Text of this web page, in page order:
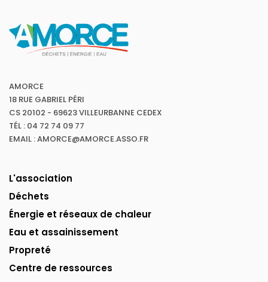
AMORCE
18 RUE GABRIEL PÉRI
CS 20102 - 69623 VILLEURBANNE CEDEX
TÉL : 04 72 74 09 77
EMAIL : AMORCE@AMORCE.ASSO.FR
L'association
Déchets
Énergie et réseaux de chaleur
Eau et assainissement
Propreté
Centre de ressources